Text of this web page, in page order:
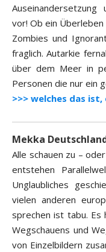
Auseinandersetzung
vor! Ob ein
Zombies und
fraglich. Autarkie
über dem Meer in
Personen die nur ein
>>> welches das
Mekka
Alle schauen zu –
entstehen
Unglaubliches
vielen anderen
sprechen ist tabu. Es
Wegschauens und
von Einzelbildern